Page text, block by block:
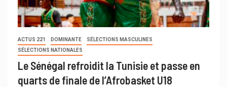
ACTUS 221 DOMINANTE
SÉLECTIONS MASCULINES
SÉLECTIONS NATIONALES
Le Sénégal refroidit la Tunisie et passe en
quarts de finale de l’Afrobasket U18